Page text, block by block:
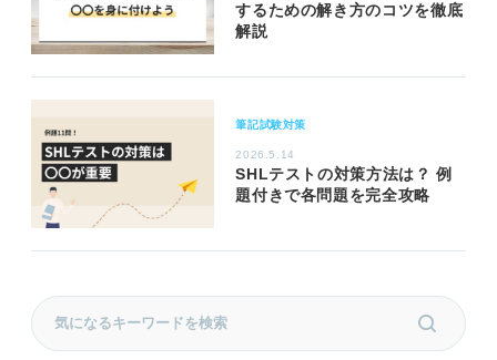
するための解き方のコツを徹底
解説
筆記試験対策
2026.5.14
SHLテストの対策方法は？ 例
題付きで各問題を完全攻略